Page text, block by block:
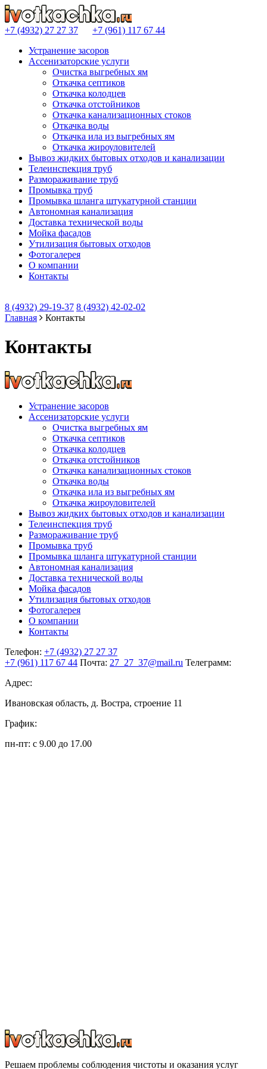
+7 (4932) 27 27 37 +7 (961) 117 67 44
Устранение засоров
Ассенизаторские услуги
Очистка выгребных ям
Откачка септиков
Откачка колодцев
Откачка отстойников
Откачка канализационных стоков
Откачка воды
Откачка ила из выгребных ям
Откачка жироуловителей
Вывоз жидких бытовых отходов и канализации
Телеинспекция труб
Размораживание труб
Промывка труб
Промывка шланга штукатурной станции
Автономная канализация
Доставка технической воды
Мойка фасадов
Утилизация бытовых отходов
Фотогалерея
О компании
Контакты
8 (4932) 29-19-37 8 (4932) 42-02-02
Главная
Контакты
Контакты
Устранение засоров
Ассенизаторские услуги
Очистка выгребных ям
Откачка септиков
Откачка колодцев
Откачка отстойников
Откачка канализационных стоков
Откачка воды
Откачка ила из выгребных ям
Откачка жироуловителей
Вывоз жидких бытовых отходов и канализации
Телеинспекция труб
Размораживание труб
Промывка труб
Промывка шланга штукатурной станции
Автономная канализация
Доставка технической воды
Мойка фасадов
Утилизация бытовых отходов
Фотогалерея
О компании
Контакты
Телефон: +7 (4932) 27 27 37
+7 (961) 117 67 44 Почта: 27_27_37@mail.ru Телеграмм:
Адрес:
Ивановская область, д. Востра, строение 11
График:
пн-пт: с 9.00 до 17.00
Решаем проблемы соблюдения чистоты и оказания услуг